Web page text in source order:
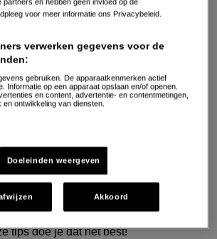
in Amerika bekende versie van spek
de karbonadestrook van het varken.
vet dan spek dat afkomstig is
varken. Nu dat is opgehelderd: wat je
tips doe je dat het best!
partners en hebben geen invloed op de
voor meer informatie ons Privacybeleid.
verwerken gegevens voor de
gebruiken. De apparaatkenmerken actief
Informatie op een apparaat opslaan en/of openen.
en content, advertentie- en contentmetingen,
ontwikkeling van diensten.
Doeleinden weergeven
Akkoord